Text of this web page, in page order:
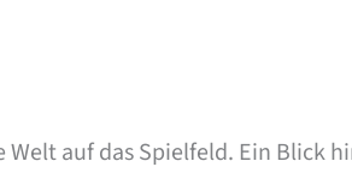
auf das Spielfeld. Ein Blick